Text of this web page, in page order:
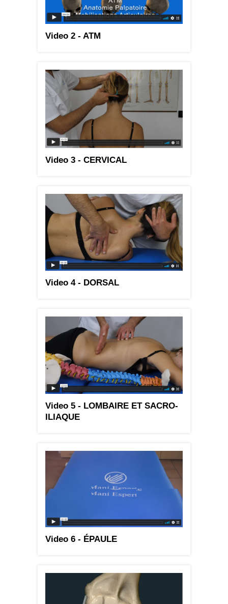
Video 2 - ATM
Video 3 - CERVICAL
Video 4 - DORSAL
Video 5 - LOMBAIRE ET SACRO-
ILIAQUE
Video 6 - ÉPAULE